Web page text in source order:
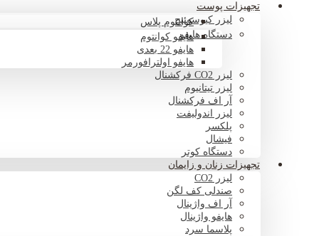
تجهیزات پوست
لیزر کیوسوئیچکوانتوم پلاس
دستگاه هایفوهایفو کوانتوم
هایفو 22 بعدی
هایفو اولترافورمر
لیزر CO2 فرکشنال
لیزر تیتانیوم
آر اف فرکشنال
لیزر اندولیفت
پلکسر
فیشال
دستگاه کوتر
تجهیزات زنان و زایمان
لیزر CO2
صندلی کف لگن
آر اف واژینال
هایفو واژینال
پلاسما سرد